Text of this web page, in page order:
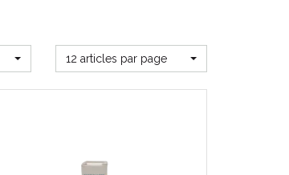
12 articles par page